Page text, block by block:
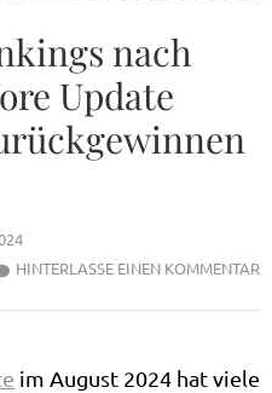
nach
Update
HINTERLASSE EINEN KOMMENTAR
im August 2024 hat viele